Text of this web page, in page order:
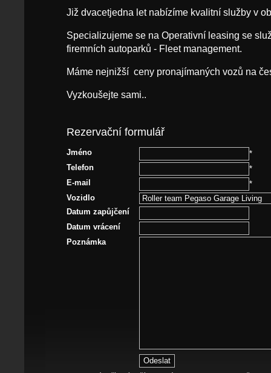
Již dvacetjedna let nabízíme kvalitní služby v
Specializujeme se na Operativní leasing se
firemních autoparků - Fleet management.
Máme nejnižší ceny pronajímaných vozů
Vyzkoušejte sami..
Rezervační formulář
Jméno
*
Telefon
*
E-mail
*
Vozidlo
Datum zapůjčení
Datum vrácení
Poznámka
Odeslat